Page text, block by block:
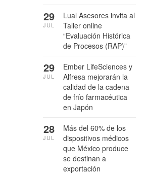
Lual Asesores invita al
Taller online
“Evaluación Histórica
de Procesos (RAP)”
29
JUL
Ember LifeSciences y
Alfresa mejorarán la
calidad de la cadena
de frío farmacéutica
en Japón
29
JUL
Más del 60% de los
dispositivos médicos
que México produce
se destinan a
exportación
28
JUL